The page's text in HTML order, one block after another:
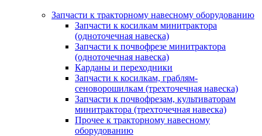
Запчасти к тракторному навесному оборудованию
Запчасти к косилкам минитрактора
(одноточечная навеска)
Запчасти к почвофрезе минитрактора
(одноточечная навеска)
Карданы и переходники
Запчасти к косилкам, граблям-
сеноворошилкам (трехточечная навеска)
Запчасти к почвофрезам, культиваторам
минитрактора (трехточечная навеска)
Прочее к тракторному навесному
оборудованию